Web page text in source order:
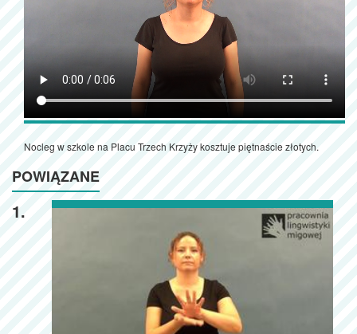
Nocleg w szkole na Placu Trzech Krzyży kosztuje piętnaście złotych.
POWIĄZANE
1.